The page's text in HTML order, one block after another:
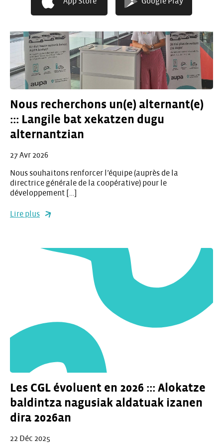
Nous recherchons un(e) alternant(e)
::: Langile bat xekatzen dugu
alternantzian
27 Avr 2026
Nous souhaitons renforcer l’équipe (auprès de la
directrice générale de la coopérative) pour le
développement […]
Lire plus
Les CGL évoluent en 2026 ::: Alokatze
baldintza nagusiak aldatuak izanen
dira 2026an
22 Déc 2025